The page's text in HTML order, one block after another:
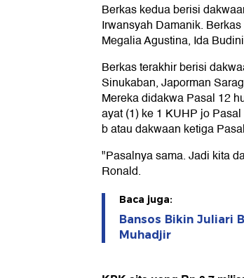
Berkas kedua berisi
Irwansyah Damanik.
Megalia Agustina, Ida
Berkas terakhir berisi
Sinukaban, Japorman
Mereka didakwa Pasal 12
ayat (1) ke 1 KUHP jo
b atau dakwaan ketiga
"Pasalnya sama. Jadi kita
Ronald.
Baca juga:
Bansos Bikin Juliari
Muhadjir